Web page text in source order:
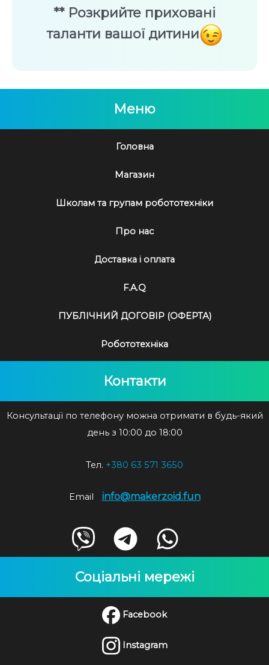
** Розкрийте приховані
таланти вашої дитини
Меню
Головна
Магазин
Школам та групам робототехніки
Про нас
Доставка і оплата
F.A.Q
ПУБЛІЧНИЙ ДОГОВІР (ОФЕРТА)
Робототехніка
Контакти
Консультації по телефону можна отримати в будь-який
день з 10:00 до 18:00
Тел. +380 63 571 3650
Email info@makerzoid.fun
Соціальні мережі
Facebook
Instagram